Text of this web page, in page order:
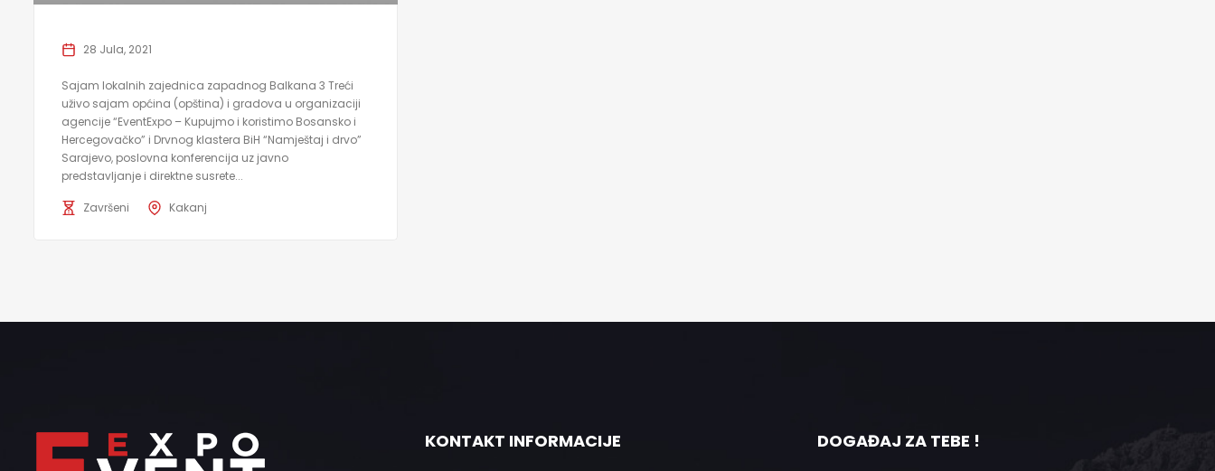
28 Jula, 2021
Sajam lokalnih zajednica zapadnog Balkana 3 Treći
uživo sajam općina (opština) i gradova u organizaciji
agencije “EventExpo – Kupujmo i koristimo Bosansko i
Hercegovačko” i Drvnog klastera BiH “Namještaj i drvo”
Sarajevo, poslovna konferencija uz javno
predstavljanje i direktne susrete...
Završeni Kakanj
KONTAKT INFORMACIJE DOGAĐAJ ZA TEBE !